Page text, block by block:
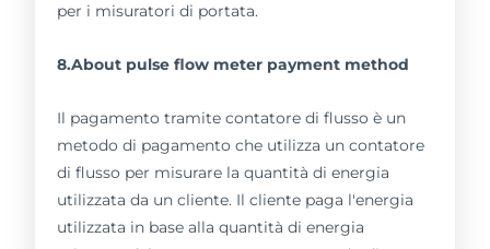
per i misuratori di portata.
8.About pulse flow meter payment method
Il pagamento tramite contatore di flusso è un
metodo di pagamento che utilizza un contatore
di flusso per misurare la quantità di energia
utilizzata da un cliente. Il cliente paga l'energia
utilizzata in base alla quantità di energia